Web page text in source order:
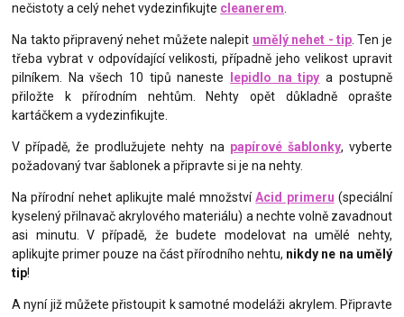
nečistoty a celý nehet vydezinfikujte cleanerem.
Na takto připravený nehet můžete nalepit umělý nehet - tip. Ten je
třeba vybrat v odpovídající velikosti, případně jeho velikost upravit
pilníkem. Na všech 10 tipů naneste
lepidlo na tipy a postupně
přiložte k přírodním nehtům. Nehty opět důkladně oprašte
kartáčkem a vydezinfikujte.
V případě, že prodlužujete nehty na papírové šablonky, vyberte
požadovaný tvar šablonek a připravte si je na nehty.
Na přírodní nehet aplikujte malé množstvíAcid primeru (speciální
kyselený přilnavač akrylového materiálu) a nechte volně zavadnout
asi minutu. V případě, že budete modelovat na umělé nehty,
aplikujte primer pouze na část přírodního nehtu, nikdy ne na umělý
tip!
A nyní již můžete přistoupit k samotné modeláži akrylem. Připravte